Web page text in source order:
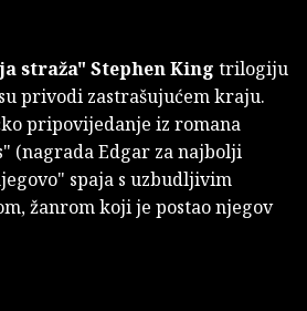
straža" Stephen King trilogiju
privodi zastrašujućem kraju.
pripovijedanje iz romana
(nagrada Edgar za najbolji
spaja s uzbudljivim
žanrom koji je postao njegov